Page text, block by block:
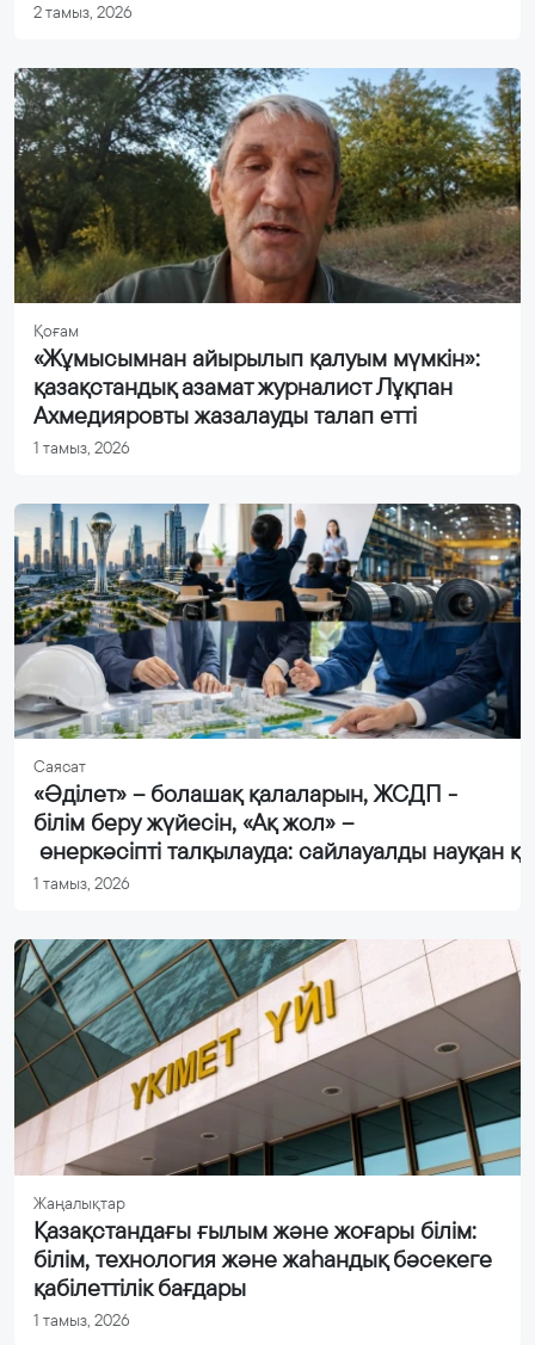
2 тамыз, 2026
Қоғам
«Жұмысымнан айырылып қалуым мүмкін»:
қазақстандық азамат журналист Лұқпан
Ахмедияровты жазалауды талап етті
1 тамыз, 2026
Саясат
«Әділет» – болашақ қалаларын, ЖСДП -
білім беру жүйесін, «Ақ жол» –
өнеркәсіпті талқылауда: сайлауалды науқан
1 тамыз, 2026
Жаңалықтар
Қазақстандағы ғылым және жоғары білім:
білім, технология және жаһандық бәсекеге
қабілеттілік бағдары
1 тамыз, 2026